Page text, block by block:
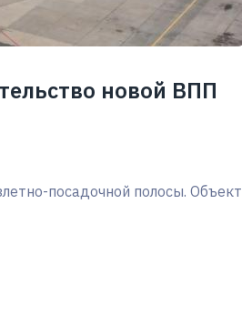
новой ВПП
посадочной полосы. Объект